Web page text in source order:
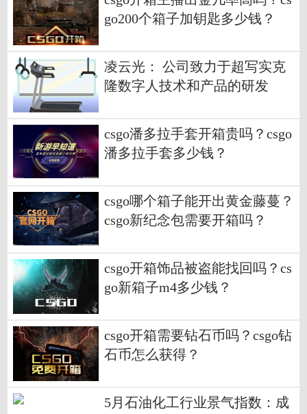
go200个箱子加钥匙多少钱？
凌云光： 公司致力于超写实克
隆数字人技术和产品的研发
csgo潘多拉手套开箱贵吗？csgo
潘多拉手套多少钱？
csgo哪个箱子能开出黄金藤蔓？
csgo新纪念包需要开箱吗？
csgo开箱饰品被盗能找回吗？cs
go新箱子m4多少钱？
csgo开箱需要钻石币吗？csgo钻
石币怎么获得？
5月石油化工行业景气指数：成